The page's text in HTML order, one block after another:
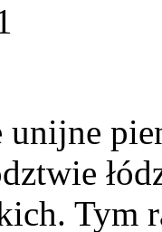
unijne
Tym